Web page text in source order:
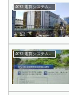
4072 電算システムHD
4072 電算システムHD